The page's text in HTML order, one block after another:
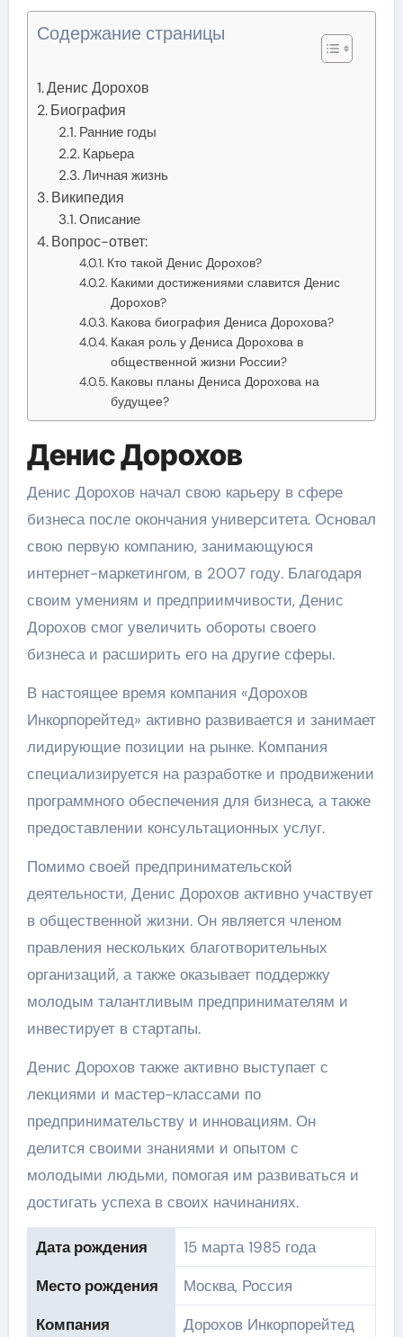
Содержание страницы
Денис Дорохов
Биография
Ранние годы
Карьера
Личная жизнь
Википедия
Описание
Вопрос-ответ:
Кто такой Денис Дорохов?
Какими достижениями славится Денис
Дорохов?
Какова биография Дениса Дорохова?
Какая роль у Дениса Дорохова в
общественной жизни России?
Каковы планы Дениса Дорохова на
будущее?
Денис Дорохов
Денис Дорохов начал свою карьеру в сфере
бизнеса после окончания университета. Основал
свою первую компанию, занимающуюся
интернет-маркетингом, в 2007 году. Благодаря
своим умениям и предприимчивости, Денис
Дорохов смог увеличить обороты своего
бизнеса и расширить его на другие сферы.
В настоящее время компания «Дорохов
Инкорпорейтед» активно развивается и занимает
лидирующие позиции на рынке. Компания
специализируется на разработке и продвижении
программного обеспечения для бизнеса, а также
предоставлении консультационных услуг.
Помимо своей предпринимательской
деятельности, Денис Дорохов активно участвует
в общественной жизни. Он является членом
правления нескольких благотворительных
организаций, а также оказывает поддержку
молодым талантливым предпринимателям и
инвестирует в стартапы.
Денис Дорохов также активно выступает с
лекциями и мастер-классами по
предпринимательству и инновациям. Он
делится своими знаниями и опытом с
молодыми людьми, помогая им развиваться и
достигать успеха в своих начинаниях.
Дата рождения
15 марта 1985 года
Место рождения
Москва, Россия
Компания
Дорохов Инкорпорейтед